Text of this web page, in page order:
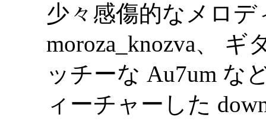
少々感傷的なメロ
moroza_knozva、
ッチーな Au7um な
ィーチャーした